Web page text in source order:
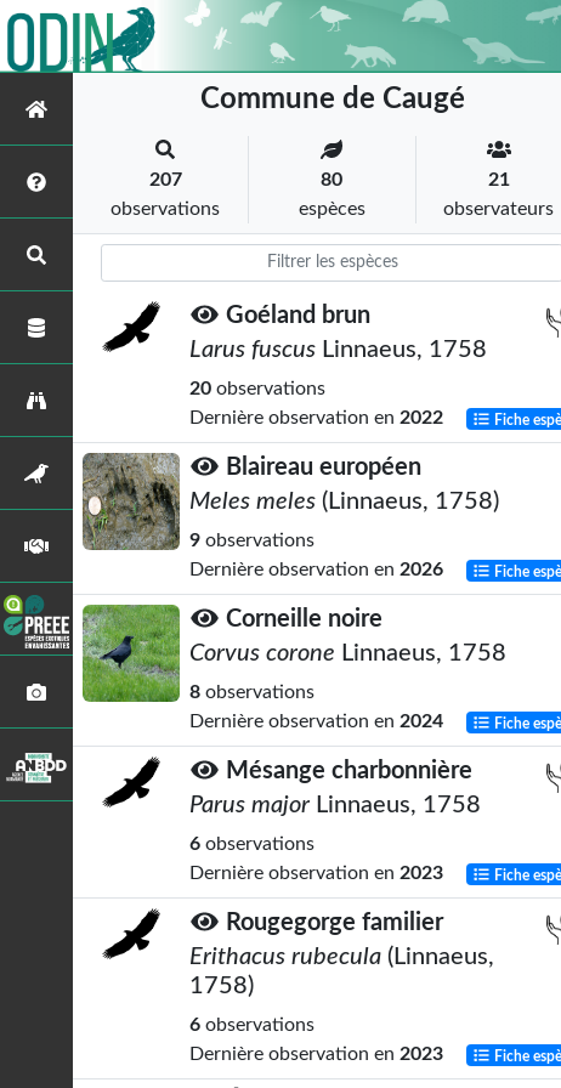
Commune de Caugé
207
observations
80
espèces
21
observateurs
Goéland brun
Larus fuscus Linnaeus, 1758
20 observations
Dernière observation en 2022 Fiche
Blaireau européen
Meles meles (Linnaeus, 1758)
9 observations
Dernière observation en 2026 Fiche
Corneille noire
Corvus corone Linnaeus, 1758
8 observations
Dernière observation en 2024 Fiche
Mésange charbonnière
Parus major Linnaeus, 1758
6 observations
Dernière observation en 2023 Fiche
Rougegorge familier
Erithacus rubecula (Linnaeus,
1758)
6 observations
Dernière observation en 2023 Fiche